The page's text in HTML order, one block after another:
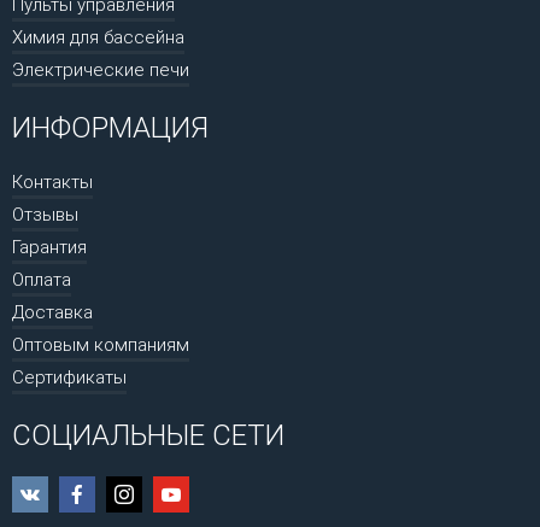
Химия для бассейна
Электрические печи
ИНФОРМАЦИЯ
Контакты
Отзывы
Гарантия
Оплата
Доставка
Оптовым компаниям
Сертификаты
СОЦИАЛЬНЫЕ СЕТИ